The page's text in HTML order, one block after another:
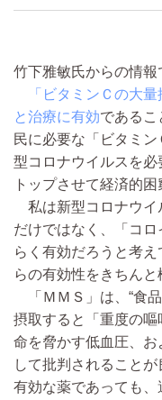
竹下雅敏氏からの情報
「ビタミンＣの大
と治療に有効であるこ
民に必要な「ビタミ
型コロナウイルスを
トップさせて経済的
私は新型コロナウイ
だけではなく、「コロ
らく有効だろうと考
らの有効性をきちんと
「ＭＭＳ」は、“食
摂取すると「重度の
命を脅かす低血圧、お
して批判されること
有効な薬であっても